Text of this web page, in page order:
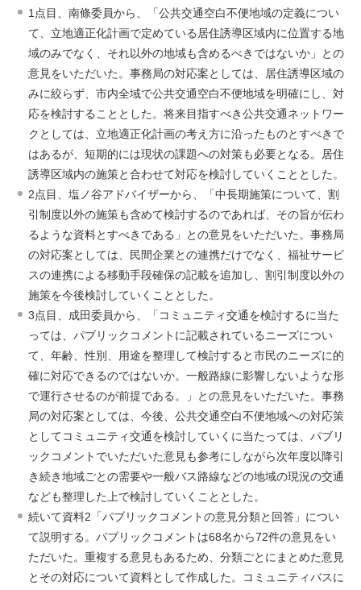
1点目、南條委員から、「公共交通空白不便地域の定義につい
て、立地適正化計画で定めている居住誘導区域内に位置する地
域のみでなく、それ以外の地域も含めるべきではないか」との
意見をいただいた。事務局の対応案としては、居住誘導区域の
みに絞らず、市内全域で公共交通空白不便地域を明確にし、対
応を検討することとした。将来目指すべき公共交通ネットワー
クとしては、立地適正化計画の考え方に沿ったものとすべきで
はあるが、短期的には現状の課題への対策も必要となる。居住
誘導区域内の施策と合わせて対応を検討していくこととした。
2点目、塩ノ谷アドバイザーから、「中長期施策について、割
引制度以外の施策も含めて検討するのであれば、その旨が伝わ
るような資料とすべきである」との意見をいただいた。事務局
の対応案としては、民間企業との連携だけでなく、福祉サービ
スの連携による移動手段確保の記載を追加し、割引制度以外の
施策を今後検討していくこととした。
3点目、成田委員から、「コミュニティ交通を検討するに当た
っては、パブリックコメントに記載されているニーズについ
て、年齢、性別、用途を整理して検討すると市民のニーズに的
確に対応できるのではないか。一般路線に影響しないような形
で運行させるのが前提である。」との意見をいただいた。事務
局の対応案としては、今後、公共交通空白不便地域への対応策
としてコミュニティ交通を検討していくに当たっては、パブリ
ックコメントでいただいた意見も参考にしながら次年度以降引
き続き地域ごとの需要や一般バス路線などの地域の現況の交通
なども整理した上で検討していくこととした。
続いて資料2「パブリックコメントの意見分類と回答」につい
て説明する。パブリックコメントは68名から72件の意見をい
ただいた。重複する意見もあるため、分類ごとにまとめた意見
とその対応について資料として作成した。コミュニティバスに